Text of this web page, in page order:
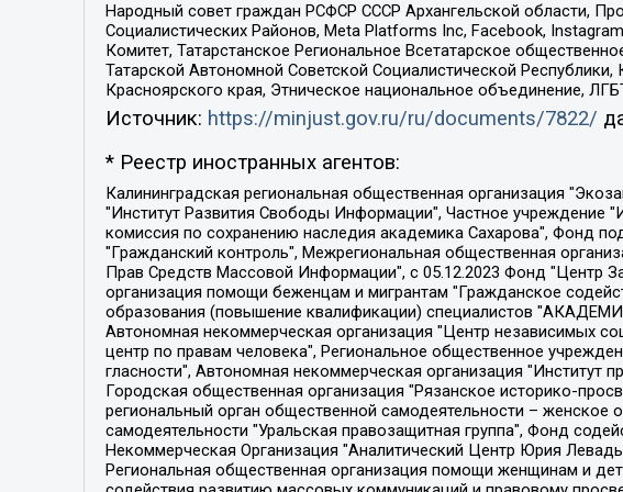
Народный совет граждан РСФСР СССР Архангельской области,
Социалистических Районов, Meta Platforms Inc, Facebook,
Комитет, Татарстанское Региональное Всетатарское
Татарской Автономной Советской Социалистической
Красноярского края, Этническое национальное объединение,
Источник: https://minjust.gov.ru/ru/documents/7822/
* Реестр иностранных агентов:
Калининградская региональная общественная организация "Экозащита!-Женсовет", Фонд содействия защите прав и свобод граждан "Общественный вердикт", Фонд "Институт Развития Свободы Информации", Частное учреждение "Информационное агентство МЕМО. РУ", Региональная общественная организация "Общественная комиссия по сохранению наследия академика Сахарова", Фонд поддержки свободы прессы, Санкт-Петербургская общественная правозащитная организация "Гражданский контроль", Межрегиональная общественная организация "Информационно-просветительский центр "Мемориал", Региональный Фонд "Центр Защиты Прав Средств Массовой Информации", с 05.12.2023 Фонд "Центр Защиты Прав Средств массовой информации", Региональная общественная благотворительная организация помощи беженцам и мигрантам "Гражданское содействие", Негосударственное образовательное учреждение дополнительного профессионального образования (повышение квалификации) специалистов "АКАДЕМИЯ ПО ПРАВАМ ЧЕЛОВЕКА", Свердловская региональная общественная организация "Сутяжник", Автономная некоммерческая организация "Центр независимых социологических исследований", Союз общественных объединений "Российский исследовательский центр по правам человека", Региональное общественное учреждение научно-информационный центр "МЕМОРИАЛ", Некоммерческая организация "Фонд защиты гласности", Автономная некоммерческая организация "Институт прав человека", Городская общественная организация "Екатеринбургское общество "МЕМОРИАЛ", Городская общественная организация "Рязанское историко-просветительское и правозащитное общество "Мемориал" (Рязанский Мемориал), Челябинский региональный орган общественной самодеятельности – женское общественное объединение "Женщины Евразии", Челябинский региональный орган общественной самодеятельности "Уральская правозащитная группа", Фонд содействия защите здоровья и социальной справедливости имени Андрея Рылькова, Автономная Некоммерческая Организация "Аналитический Центр Юрия Левады", Автономная некоммерческая организация социальной поддержки населения "Проект Апрель", Региональная общественная организация помощи женщинам и детям, находящимся в кризисной ситуации "Информационно-методический центр "Анна", Фонд содействия развитию массовых коммуникаций и правовому просвещению "Так-так-Так", Фонд содействия устойчивому развитию "Серебряная тайга", Свердловский региональный общественный фонд социальных проектов "Новое время", "Idel.Реалии", Кавказ.Реалии, Крым.Реалии, Телеканал Настоящее Время, Татаро-башкирская служба Радио Свобода (Azatliq Radiosi), Радио Свободная Европа/Радио Свобода (PCE/PC), "Сибирь.Реалии", "Фактограф", Благотворительный фонд помощи осужденным и их семьям, Автономная некоммерческая организация "Институт глобализации и социальных движений", Фонд "В защиту прав заключенных", Частное учреждение "Центр поддержки и содействия развитию средств массовой информации", Пензенский региональный общественный благотворительный фонд "Гражданский союз", "Север.Реалии", Некоммерческая организация Фонд "Правовая инициатива", Общество с ограниченной ответственностью "Радио Свободная Европа/Радио Свобода", Чешское информационное агентство "MEDIUM-ORIENT", Красноярская региональная общественная организация "Мы против СПИДа", Камалягин Денис Николаевич, Маркелов Сергей Евгеньевич, Пономарев Лев Александрович, Савицкая Людмила Алексеевна, Автономная некоммерческая организация "Центр по работе с проблемой насилия "НАСИЛИЮ.НЕТ", Межрегиональный профессиональный союз работников здравоохранения "Альянс врачей", Юридическое лицо, зарегистрированное в Латвийской Республике, SIA "Medusa Project" (регистрационный номер 40103797863, дата регистрации 10.06.2014), Некоммерческая организация "Фонд по борьбе с коррупцией", Автономная некоммерческая организация "Институт права и публичной политики", Баданин Роман Сергеевич, Гликин Максим Александрович, Железнова Мария Михайловна, Лукьянова Юлия Сергеевна,